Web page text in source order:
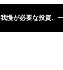
我慢が必要な投資、